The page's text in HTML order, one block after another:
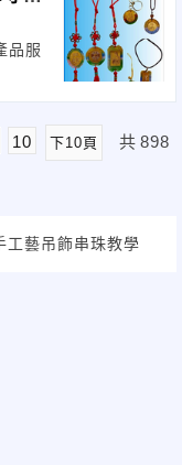
品服
10 下10頁 共 898
工藝吊飾串珠教學